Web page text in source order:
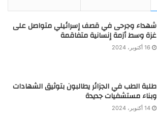
شهداء وجرحى في قصف إسرائيلي متواصل على
غزة وسط أزمة إنسانية متفاقمة
16 أكتوبر، 2024
طلبة الطب في الجزائر يطالبون بتوثيق الشهادات
وبناء مستشفيات جديدة
14 أكتوبر، 2024